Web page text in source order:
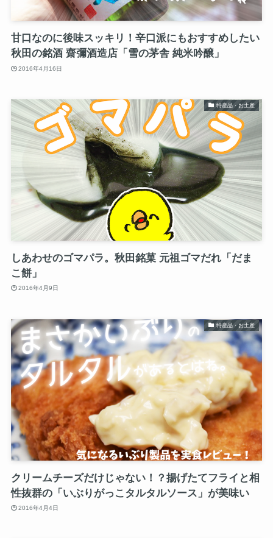
甘口なのに後味スッキリ！辛口派にもおすすめしたい
秋田の銘酒 齋彌酒造店「雪の茅舎 純米吟醸」
2016年4月16日
特産品・お土産
しあわせのゴマパラ。秋田銘菓 元祖ゴマだれ「だま
こ餅」
2016年4月9日
特産品・お土産
クリームチーズだけじゃない！？揚げたてフライと相
性抜群の「いぶりがっこタルタルソース」が美味い
2016年4月4日